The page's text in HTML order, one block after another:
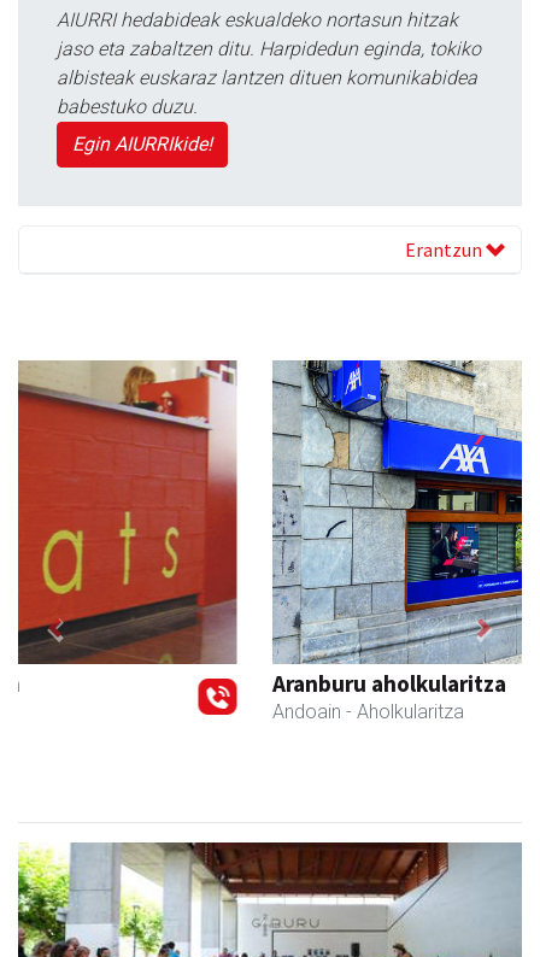
AIURRI hedabideak eskualdeko nortasun hitzak
jaso eta zabaltzen ditu. Harpidedun eginda, tokiko
albisteak euskaraz lantzen dituen komunikabidea
babestuko duzu.
Egin AIURRIkide!
Erantzun
Aranburu aholkularitza
- Aholkularitza
Previous Next